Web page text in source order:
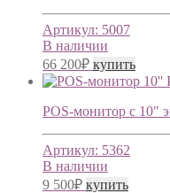
Артикул: 5007
В наличии
66 200₽ купить
POS-монитор с 10″
Артикул: 5362
В наличии
9 500₽ купить